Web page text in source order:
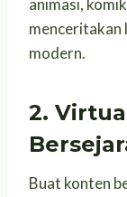
menceritakan
modern.
2.
Buat konten